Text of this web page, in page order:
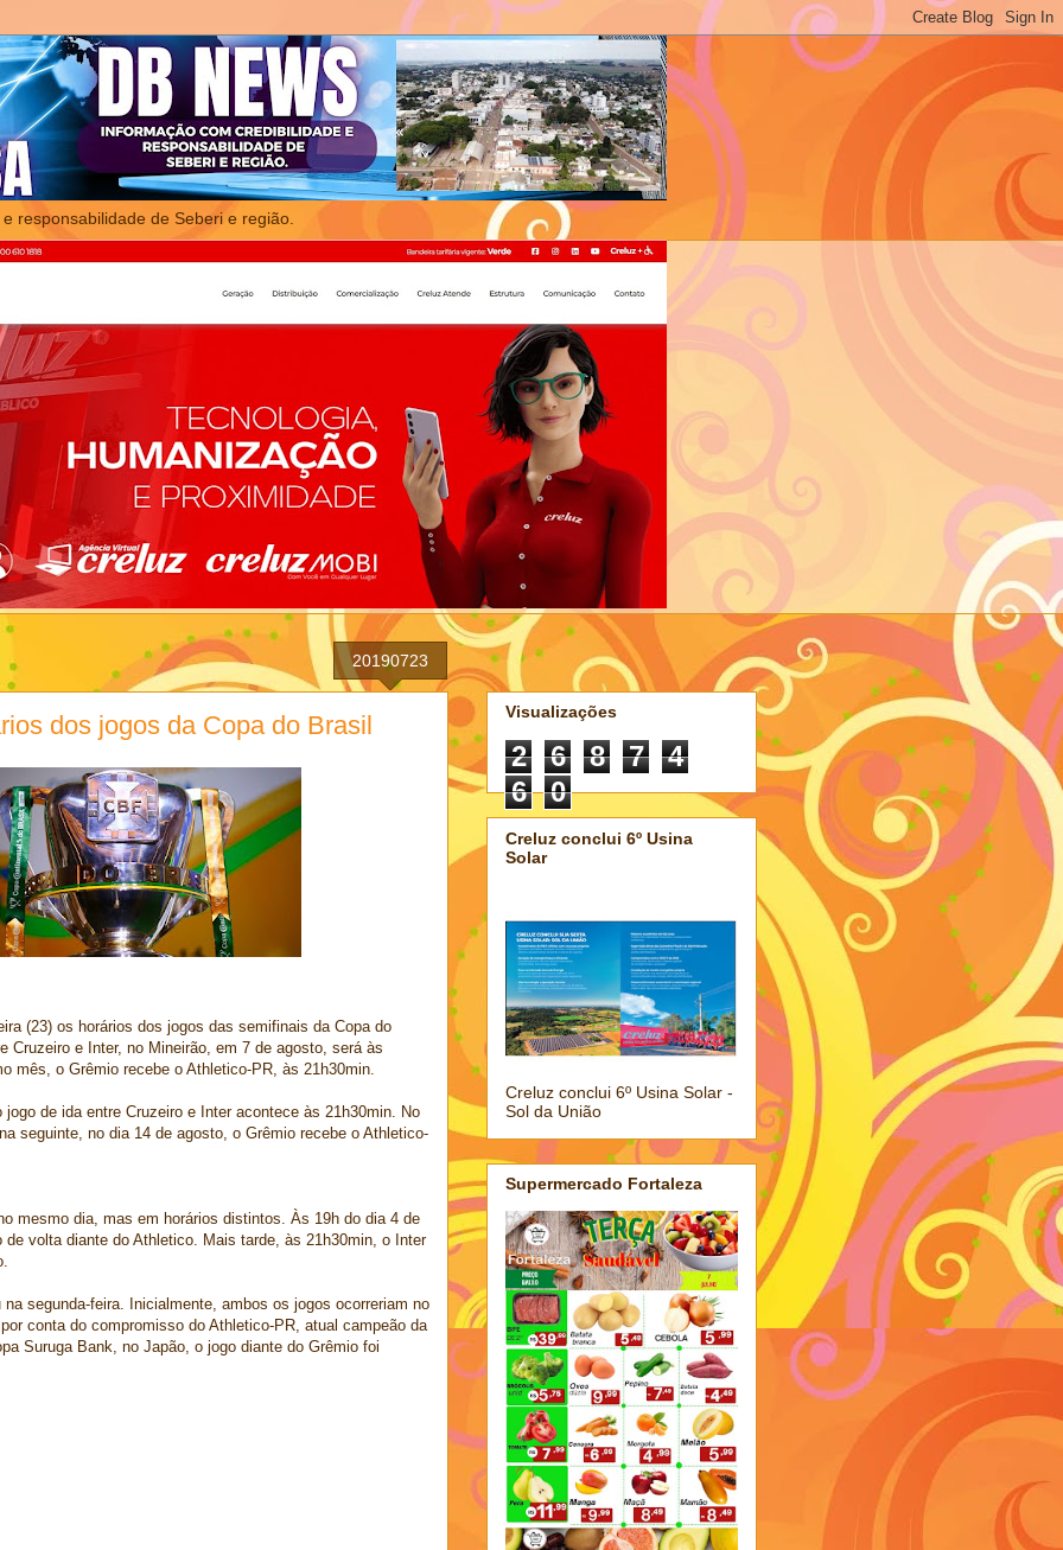
responsabilidade de Seberi e região.
20190723
dos jogos da Copa do Brasil
(23) os horários dos jogos das semifinais da Copa do
Cruzeiro e Inter, no Mineirão, em 7 de agosto, será às
mês, o Grêmio recebe o Athletico-PR, às 21h30min.
de ida entre Cruzeiro e Inter acontece às 21h30min. No
seguinte, no dia 14 de agosto, o Grêmio recebe o Athletico-
mesmo dia, mas em horários distintos. Às 19h do dia 4 de
volta diante do Athletico. Mais tarde, às 21h30min, o Inter
segunda-feira. Inicialmente, ambos os jogos ocorreriam no
conta do compromisso do Athletico-PR, atual campeão da
Suruga Bank, no Japão, o jogo diante do Grêmio foi
Visualizações
2 6 8 7
4
6
0
Creluz conclui 6º Usina
Solar
Creluz conclui 6º Usina Solar -
Sol da União
Supermercado Fortaleza